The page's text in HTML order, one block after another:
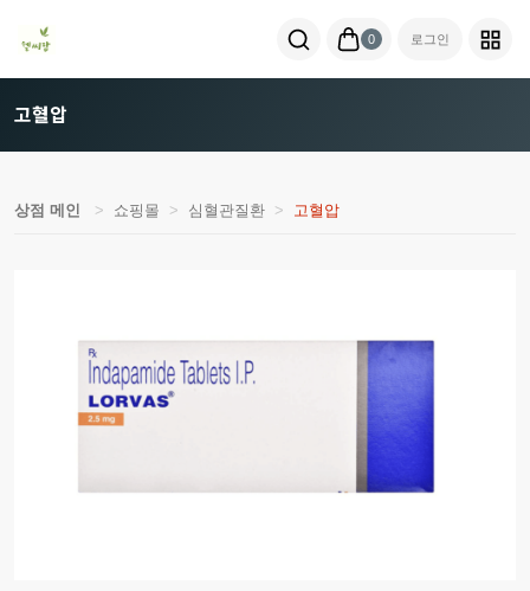
0 로그인
고혈압
상점 메인 쇼핑몰 심혈관질환 고혈압